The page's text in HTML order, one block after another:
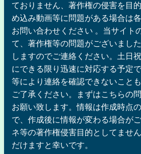
ておりません、著作権の侵害を目
め込み動画等に問題がある場合は
お問い合わせください 。当サイト
て、著作権等の問題がございまし
しますのでご連絡ください。土日
にできる限り迅速に対応する予定
等により連絡を確認できないこと
ご了承ください。まずはこちらの
お願い致します。情報は作成時点
で、作成後に情報が変わる場合が
ネ等の著作権侵害目的としてませ
だけますと幸いです。